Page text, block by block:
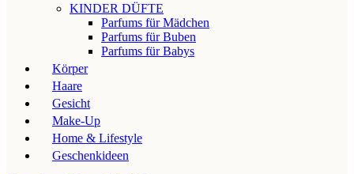
KINDER DÜFTE
Parfums für Mädchen
Parfums für Buben
Parfums für Babys
Körper
Haare
Gesicht
Make-Up
Home & Lifestyle
Geschenkideen